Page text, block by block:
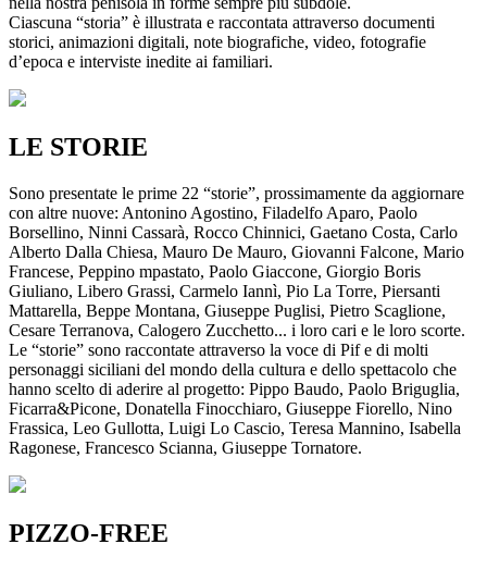
Ciascuna “storia” è illustrata e raccontata attraverso documenti
storici, animazioni digitali, note biografiche, video, fotografie
d’epoca e interviste inedite ai familiari.
LE STORIE
Sono presentate le prime 22 “storie”, prossimamente da aggiornare
con altre nuove: Antonino Agostino, Filadelfo Aparo, Paolo
Borsellino, Ninni Cassarà, Rocco Chinnici, Gaetano Costa, Carlo
Alberto Dalla Chiesa, Mauro De Mauro, Giovanni Falcone, Mario
Francese, Peppino mpastato, Paolo Giaccone, Giorgio Boris
Giuliano, Libero Grassi, Carmelo Iannì, Pio La Torre, Piersanti
Mattarella, Beppe Montana, Giuseppe Puglisi, Pietro Scaglione,
Cesare Terranova, Calogero Zucchetto... i loro cari e le loro scorte.
Le “storie” sono raccontate attraverso la voce di Pif e di molti
personaggi siciliani del mondo della cultura e dello spettacolo che
hanno scelto di aderire al progetto: Pippo Baudo, Paolo Briguglia,
Ficarra&Picone, Donatella Finocchiaro, Giuseppe Fiorello, Nino
Frassica, Leo Gullotta, Luigi Lo Cascio, Teresa Mannino, Isabella
Ragonese, Francesco Scianna, Giuseppe Tornatore.
PIZZO-FREE